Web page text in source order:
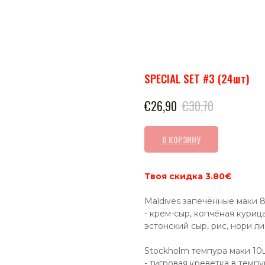
SPECIAL SET #3 (24шт)
€26,90 €30,70
В КОРЗИНУ
Твоя скидка 3.80€
Maldives запечённые маки
- крем-сыр, копчёная
эстонский сыр, рис, нори
Stockholm темпура маки